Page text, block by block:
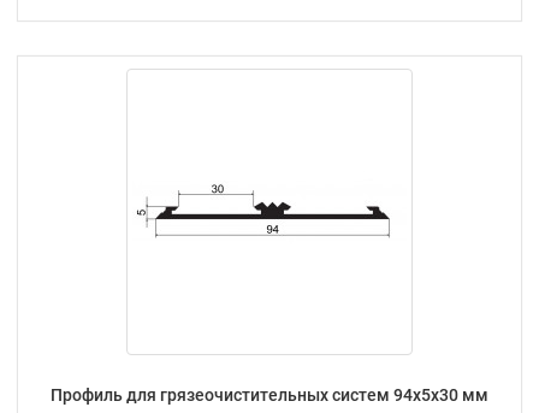
Профиль для грязеочистительных систем 94х5х30 мм